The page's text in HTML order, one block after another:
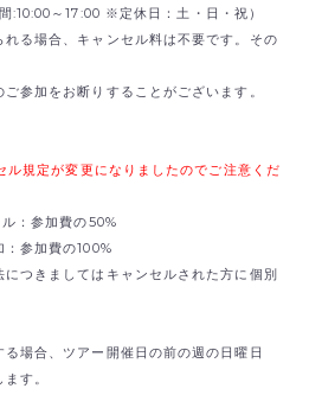
:10:00～17:00 ※定休日：土・日・祝）
る場合、キャンセル料は不要です。その
参加をお断りすることがございます。
規定が変更になりましたのでご注意くだ
：参加費の50%
参加費の100%
つきましてはキャンセルされた方に個別
場合、ツアー開催日の前の週の日曜日
す。